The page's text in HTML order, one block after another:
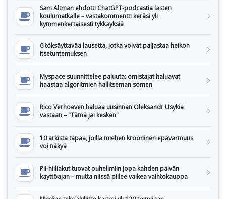
Sam Altman ehdotti ChatGPT-podcastia lasten
koulumatkalle – vastakommentti keräsi yli
kymmenkertaisesti tykkäyksiä
6 töksäyttävää lausetta, jotka voivat paljastaa heikon
itsetuntemuksen
Myspace suunnittelee paluuta: omistajat haluavat
haastaa algoritmien hallitseman somen
Rico Verhoeven haluaa uusinnan Oleksandr Usykia
vastaan – "Tämä jäi kesken"
10 arkista tapaa, joilla miehen krooninen epävarmuus
voi näkyä
Pii-hiiliakut tuovat puhelimiin jopa kahden päivän
käyttöajan – mutta niissä piilee vaikea vaihtokauppa